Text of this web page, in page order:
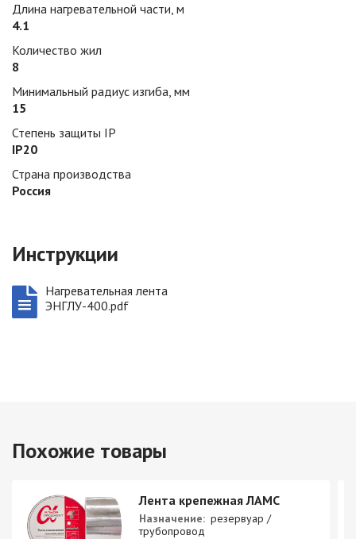
Длина нагревательной части, м
4.1
Количество жил
8
Минимальный радиус изгиба, мм
15
Степень защиты IP
IP20
Страна производства
Россия
Инструкции
Нагревательная лента
ЭНГЛУ-400.pdf
Похожие товары
Лента крепежная ЛАМС
Назначение: резервуар /
трубопровод